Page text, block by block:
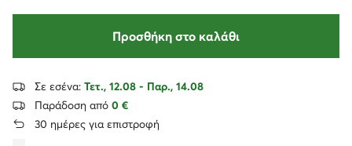
Προσθήκη στο καλάθι
Σε εσένα: Τετ., 12.08 - Παρ., 14.08
Παράδοση από 0 €
30 ημέρες για επιστροφή